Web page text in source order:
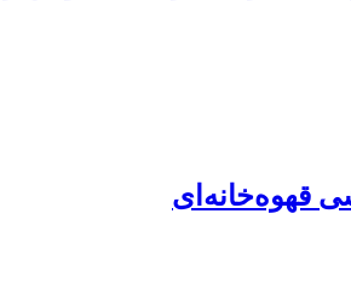
قهوه‌خانه‌ای